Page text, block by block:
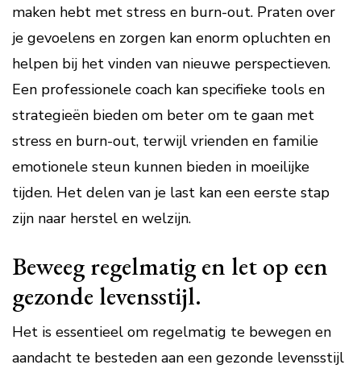
maken hebt met stress en burn-out. Praten over
je gevoelens en zorgen kan enorm opluchten en
helpen bij het vinden van nieuwe perspectieven.
Een professionele coach kan specifieke tools en
strategieën bieden om beter om te gaan met
stress en burn-out, terwijl vrienden en familie
emotionele steun kunnen bieden in moeilijke
tijden. Het delen van je last kan een eerste stap
zijn naar herstel en welzijn.
Beweeg regelmatig en let op een
gezonde levensstijl.
Het is essentieel om regelmatig te bewegen en
aandacht te besteden aan een gezonde levensstijl